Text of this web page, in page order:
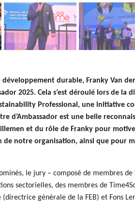
durable, Franky Van
2025. Cela s’est déroulé lors de la
Professional, une initiative
d’Ambassador est une belle
et du rôle de Franky pour
de notre organisation, ainsi que pour
le jury – composé de membres de
sectorielles, des membres de
(directrice générale de la FEB) et Fons